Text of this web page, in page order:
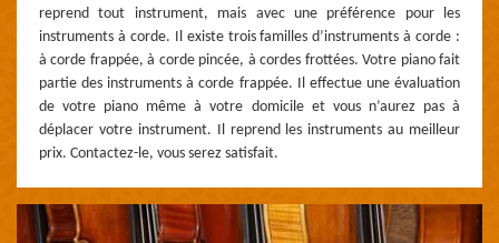
reprend tout instrument, mais avec une préférence pour les
instruments à corde. Il existe trois familles d’instruments à corde :
à corde frappée, à corde pincée, à cordes frottées. Votre piano fait
partie des instruments à corde frappée. Il effectue une évaluation
de votre piano même à votre domicile et vous n’aurez pas à
déplacer votre instrument. Il reprend les instruments au meilleur
prix. Contactez-le, vous serez satisfait.